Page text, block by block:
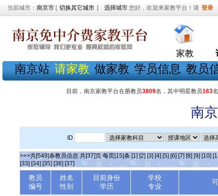
当前城市： 南京市 [ 切换其它城市 ] 选择城市 您好，欢迎来家教平台！请 登录
家教
南京站 请家教 做家教 学员信息 教员
目前，南京家教平台在册教员3809名，其中明星教员163
南
ID
>>>共[549]条教员信息 共[37]页 每页[15]条 [1] [2] [3] [4] [5] [6] [7] [8] [9] [10]
[33] [34] [35] [36] [37]
教员
编号
姓名
性别
目前身份
学历
学校
专业